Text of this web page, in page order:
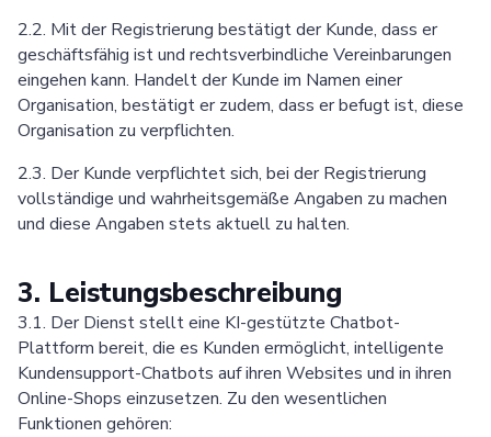
2.2. Mit der Registrierung bestätigt der Kunde, dass er
geschäftsfähig ist und rechtsverbindliche Vereinbarungen
eingehen kann. Handelt der Kunde im Namen einer
Organisation, bestätigt er zudem, dass er befugt ist, diese
Organisation zu verpflichten.
2.3. Der Kunde verpflichtet sich, bei der Registrierung
vollständige und wahrheitsgemäße Angaben zu machen
und diese Angaben stets aktuell zu halten.
3. Leistungsbeschreibung
3.1. Der Dienst stellt eine KI-gestützte Chatbot-
Plattform bereit, die es Kunden ermöglicht, intelligente
Kundensupport-Chatbots auf ihren Websites und in ihren
Online-Shops einzusetzen. Zu den wesentlichen
Funktionen gehören: